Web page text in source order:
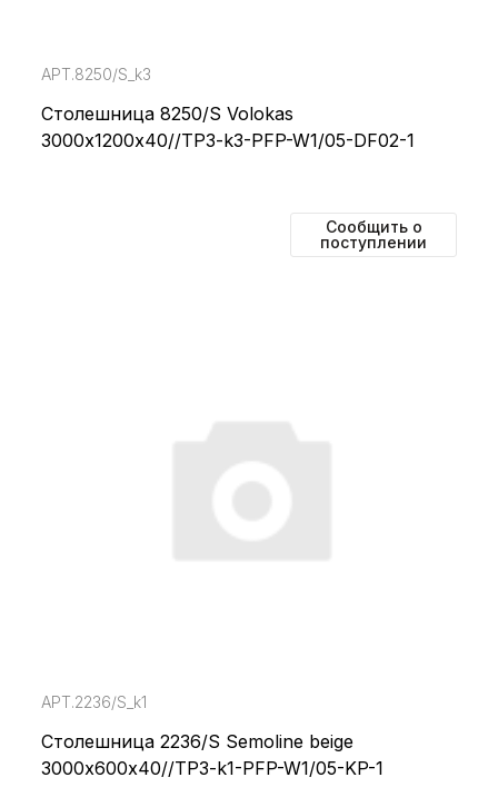
АРТ.8250/S_k3
Столешница 8250/S Volokas
3000х1200х40//TP3-k3-PFP-W1/05-DF02-1
Сообщить о
поступлении
АРТ.2236/S_k1
Столешница 2236/S Semoline beige
3000х600х40//TP3-k1-PFP-W1/05-KP-1